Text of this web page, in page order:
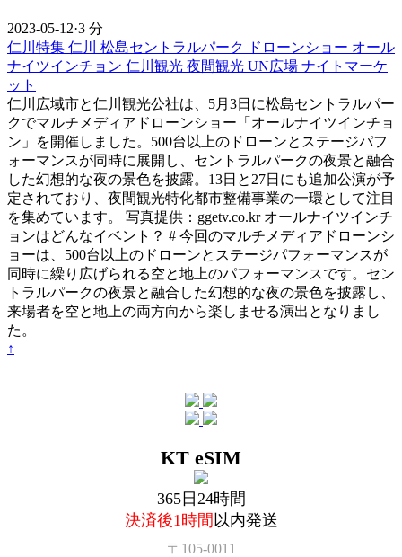
2023-05-12·3 分
仁川特集 仁川 松島セントラルパーク ドローンショー オール
ナイツインチョン 仁川観光 夜間観光 UN広場 ナイトマーケ
ット
仁川広域市と仁川観光公社は、5月3日に松島セントラルパー
クでマルチメディアドローンショー「オールナイツインチョ
ン」を開催しました。500台以上のドローンとステージパフ
ォーマンスが同時に展開し、セントラルパークの夜景と融合
した幻想的な夜の景色を披露。13日と27日にも追加公演が予
定されており、夜間観光特化都市整備事業の一環として注目
を集めています。 写真提供：ggetv.co.kr オールナイツインチ
ョンはどんなイベント？ # 今回のマルチメディアドローンシ
ョーは、500台以上のドローンとステージパフォーマンスが
同時に繰り広げられる空と地上のパフォーマンスです。セン
トラルパークの夜景と融合した幻想的な夜の景色を披露し、
来場者を空と地上の両方向から楽しませる演出となりまし
た。
↑
KT eSIM
365日24時間
決済後1時間 以内発送
〒105-0011